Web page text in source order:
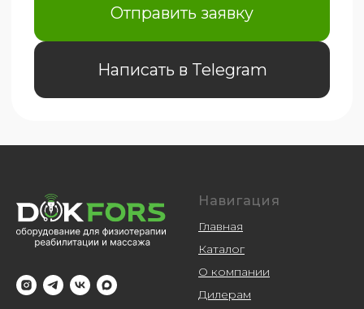
Навигация
Главная
Каталог
О компании
Дилерам